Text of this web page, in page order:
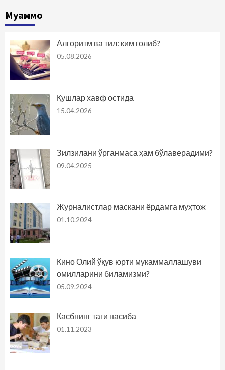
Муаммо
Алгоритм ва тил: ким ғолиб?
05.08.2026
Қушлар хавф остида
15.04.2026
Зилзилани ўрганмаса ҳам бўлаверадими?
09.04.2025
Журналистлар маскани ёрдамга муҳтож
01.10.2024
Кино Олий ўқув юрти мукаммаллашуви
омилларини биламизми?
05.09.2024
Касбнинг таги насиба
01.11.2023